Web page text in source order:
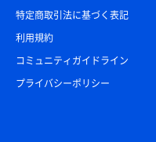
特定商取引法に基づく表記
利用規約
コミュニティガイドライン
プライバシーポリシー